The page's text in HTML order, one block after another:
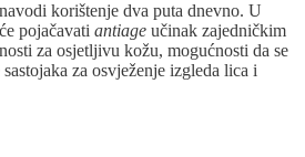
korištenje dva puta dnevno. U
pojačavati antiage učinak zajedničkim
za osjetljivu kožu, mogućnosti da se
za osvježenje izgleda lica i